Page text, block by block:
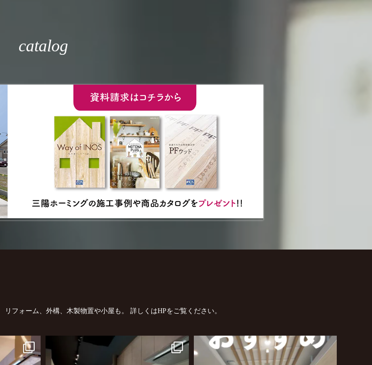
catalog
リフォーム、外構、木製物置や小屋も。 詳しくはHPをご覧ください。